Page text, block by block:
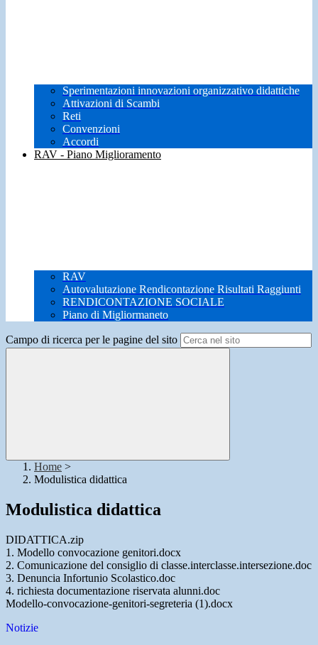
Sperimentazioni innovazioni organizzativo didattiche
Attivazioni di Scambi
Reti
Convenzioni
Accordi
RAV - Piano Miglioramento
RAV
Autovalutazione Rendicontazione Risultati Raggiunti
RENDICONTAZIONE SOCIALE
Piano di Migliormaneto
Campo di ricerca per le pagine del sito
Home >
Modulistica didattica
Modulistica didattica
DIDATTICA.zip
1. Modello convocazione genitori.docx
2. Comunicazione del consiglio di classe.interclasse.intersezione.doc
3. Denuncia Infortunio Scolastico.doc
4. richiesta documentazione riservata alunni.doc
Modello-convocazione-genitori-segreteria (1).docx
Notizie